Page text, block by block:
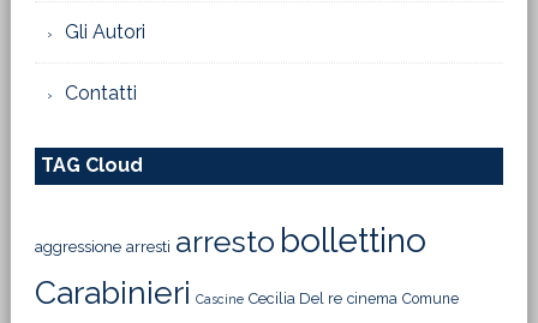
Gli Autori
Contatti
TAG Cloud
aggressione arresti arresto bollettino
Carabinieri Cascine Cecilia Del re cinema Comune